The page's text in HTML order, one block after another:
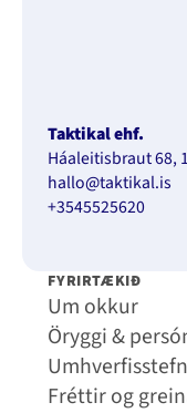
Taktikal ehf.
Háaleitisbraut 68,
hallo@taktikal.is
+3545525620
FYRIRTÆKIÐ
Um okkur
Öryggi &
Fréttir og